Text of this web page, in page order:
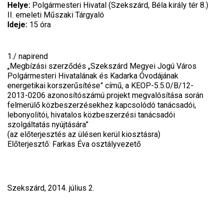
Helye: Polgármesteri Hivatal (Szekszárd, Béla király tér 8.)
II. emeleti Műszaki Tárgyaló
Ideje: 15 óra
1./ napirend
„Megbízási szerződés „Szekszárd Megyei Jogú Város
Polgármesteri Hivatalának és Kadarka Óvodájának
energetikai korszerűsítése” című, a KEOP-5.5.0/B/12-
2013-0206 azonosítószámú projekt megvalósítása során
felmerülő közbeszerzésekhez kapcsolódó tanácsadói,
lebonyolítói, hivatalos közbeszerzési tanácsadói
szolgáltatás nyújtására”
(az előterjesztés az ülésen kerül kiosztásra)
Előterjesztő: Farkas Éva osztályvezető
Szekszárd, 2014. július 2.